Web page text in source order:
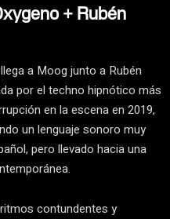
+ Rubén
a Moog junto a Rubén
por el techno hipnótico más
en la escena en 2019,
un lenguaje sonoro muy
pero llevado hacia una
contundentes y